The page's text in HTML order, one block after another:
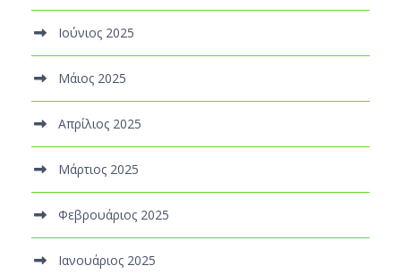
Ιούνιος 2025
Μάιος 2025
Απρίλιος 2025
Μάρτιος 2025
Φεβρουάριος 2025
Ιανουάριος 2025